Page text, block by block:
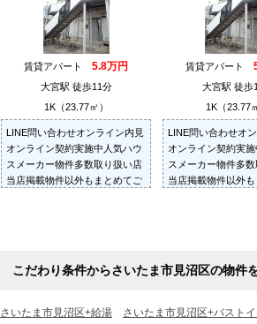
賃貸アパート 5.8万円
大宮駅 徒歩11分
1K（23.77㎡）
LINE問い合わせオンライン内見
オンライン契約実施中人気ハウ
スメーカー物件多数取り扱い店
当店掲載物件以外もまとめてご
賃貸アパート
大宮駅 徒歩
1K（23.77
LINE問い合わせオ
オンライン契約実
スメーカー物件多
当店掲載物件以外
こだわり条件からさいたま市見沼区の物件
さいたま市見沼区+給湯 さいたま市見沼区+バスト